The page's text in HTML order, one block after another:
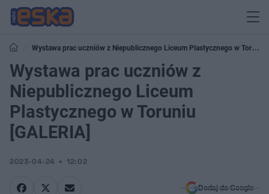
Wystawa prac uczniów z Niepublicznego Liceum Plastycznego w Toruniu
[GALERIA]
Wystawa prac uczniów z
Niepublicznego Liceum
Plastycznego w Toruniu
[GALERIA]
2023-04-24 12:02
Dodaj do Google